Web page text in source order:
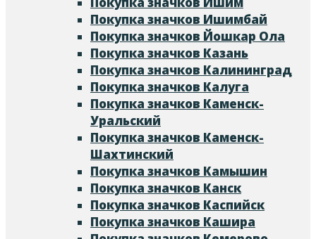
Покупка значков Ишимбай
Покупка значков Йошкар Ола
Покупка значков Казань
Покупка значков Калининград
Покупка значков Калуга
Покупка значков Каменск-
Уральский
Покупка значков Каменск-
Шахтинский
Покупка значков Камышин
Покупка значков Канск
Покупка значков Каспийск
Покупка значков Кашира